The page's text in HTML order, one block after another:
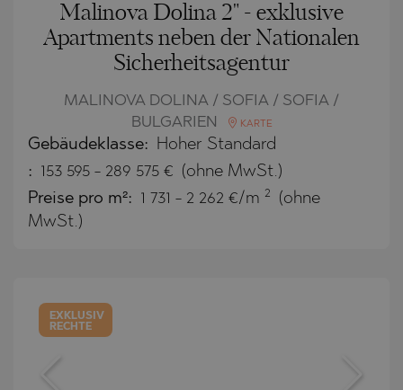
Malinova Dolina 2" - exklusive
Apartments neben der Nationalen
Sicherheitsagentur
MALINOVA DOLINA / SOFIA / SOFIA /
BULGARIEN
KARTE
Gebäudeklasse: Hoher Standard
: 153 595 - 289 575 € (ohne MwSt.)
Preise pro m²: 1 731 - 2 262 €/m 2
(ohne
MwSt.)
EXKLUSIV
RECHTE